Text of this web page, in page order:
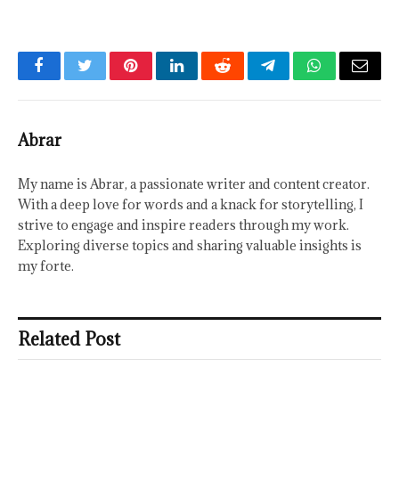
FacebookTwitterPinterestLinkedInRedditTelegramWhatsApp
Email
Abrar
My name is Abrar, a passionate writer and content creator.
With a deep love for words and a knack for storytelling, I
strive to engage and inspire readers through my work.
Exploring diverse topics and sharing valuable insights is
my forte.
Related Post